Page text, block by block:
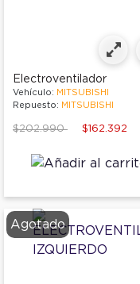
Electroventilador
Vehículo: MITSUBISHI
Repuesto: MITSUBISHI
Price reduced from
$202.990to $162.392
Agotado